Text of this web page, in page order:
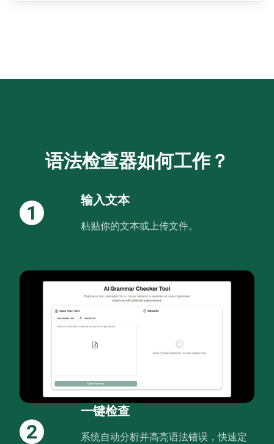
语法检查器如何工作？
1
输入文本
粘贴你的文本或上传文件。
2
一键检查
系统自动分析并高亮语法错误，快速定